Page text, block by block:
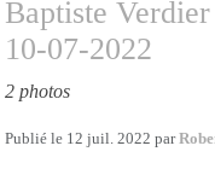
Baptiste
10-07-2022
2 photos
Publié le 12 juil. 2022 par